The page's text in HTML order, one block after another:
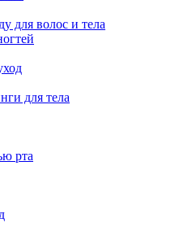
для волос и тела
для тела
рта